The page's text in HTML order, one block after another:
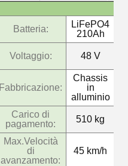
Batteria:
LiFePO4
210Ah
Voltaggio: 48 V
Fabbricazione:
Chassis
in
alluminio
Carico di
pagamento:
510 kg
Max.Velocità
di
avanzamento:
45 km/h